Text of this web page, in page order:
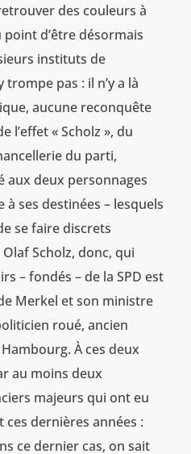
des couleurs à
point d’être désormais
instituts de
trompe pas : il n’y a là
aucune reconquête
l’effet « Scholz », du
du parti,
deux personnages
ses destinées – lesquels
se faire discrets
Scholz, donc, qui
– fondés – de la SPD est
Merkel et son ministre
roué, ancien
À ces deux
au moins deux
majeurs qui ont eu
dernières années :
ce dernier cas, on sait